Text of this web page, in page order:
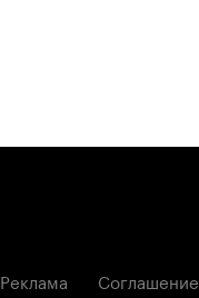
Реклама Соглашение